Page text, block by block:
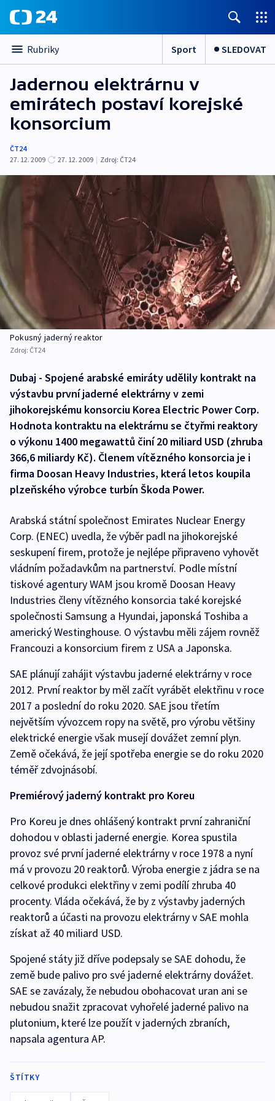
Rubriky Sport SLEDOVAT
Jadernou elektrárnu v
emirátech postaví korejské
konsorcium
ČT24
27. 12. 2009
27. 12. 2009 | Zdroj: ČT24
Pokusný jaderný reaktor
Zdroj: ČT24
Dubaj - Spojené arabské emiráty udělily kontrakt na
výstavbu první jaderné elektrárny v zemi
jihokorejskému konsorciu Korea Electric Power Corp.
Hodnota kontraktu na elektrárnu se čtyřmi reaktory
o výkonu 1400 megawattů činí 20 miliard USD (zhruba
366,6 miliardy Kč). Členem vítězného konsorcia je i
firma Doosan Heavy Industries, která letos koupila
plzeňského výrobce turbín Škoda Power.
Arabská státní společnost Emirates Nuclear Energy
Corp. (ENEC) uvedla, že výběr padl na jihokorejské
seskupení firem, protože je nejlépe připraveno vyhovět
vládním požadavkům na partnerství. Podle místní
tiskové agentury WAM jsou kromě Doosan Heavy
Industries členy vítězného konsorcia také korejské
společnosti Samsung a Hyundai, japonská Toshiba a
americký Westinghouse. O výstavbu měli zájem rovněž
Francouzi a konsorcium firem z USA a Japonska.
SAE plánují zahájit výstavbu jaderné elektrárny v roce
2012. První reaktor by měl začít vyrábět elektřinu v roce
2017 a poslední do roku 2020. SAE jsou třetím
největším vývozcem ropy na světě, pro výrobu většiny
elektrické energie však musejí dovážet zemní plyn.
Země očekává, že její spotřeba energie se do roku 2020
téměř zdvojnásobí.
Premiérový jaderný kontrakt pro Koreu
Pro Koreu je dnes ohlášený kontrakt první zahraniční
dohodou v oblasti jaderné energie. Korea spustila
provoz své první jaderné elektrárny v roce 1978 a nyní
má v provozu 20 reaktorů. Výroba energie z jádra se na
celkové produkci elektřiny v zemi podílí zhruba 40
procenty. Vláda očekává, že by z výstavby jaderných
reaktorů a účasti na provozu elektrárny v SAE mohla
získat až 40 miliard USD.
Spojené státy již dříve podepsaly se SAE dohodu, že
země bude palivo pro své jaderné elektrárny dovážet.
SAE se zavázaly, že nebudou obohacovat uran ani se
nebudou snažit zpracovat vyhořelé jaderné palivo na
plutonium, které lze použít v jaderných zbraních,
napsala agentura AP.
ŠTÍTKY